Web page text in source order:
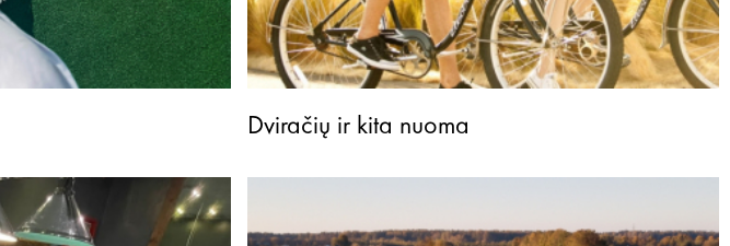
Dviračių ir kita nuoma